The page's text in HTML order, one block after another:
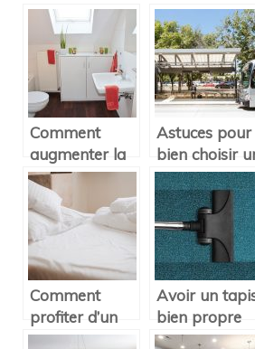
table à
manger ?
cuisines
Comment
augmenter la
valeur d’une
maison ?
Astuces pour
bien choisir
store banne
Comment
profiter d’un
linge de lit de
Avoir un
bien propre
avec les